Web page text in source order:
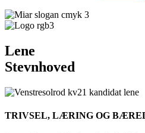
Lene
Stevnhoved
TRIVSEL, LÆRING OG